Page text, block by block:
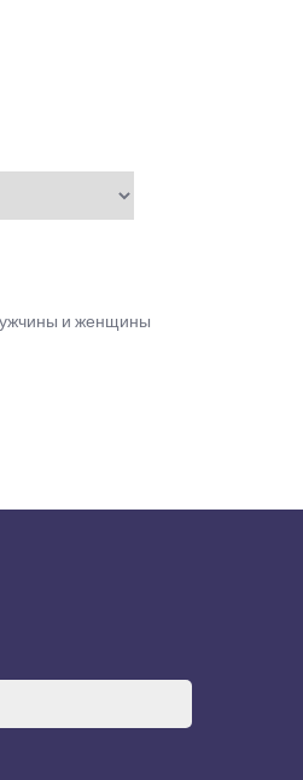
и женщины